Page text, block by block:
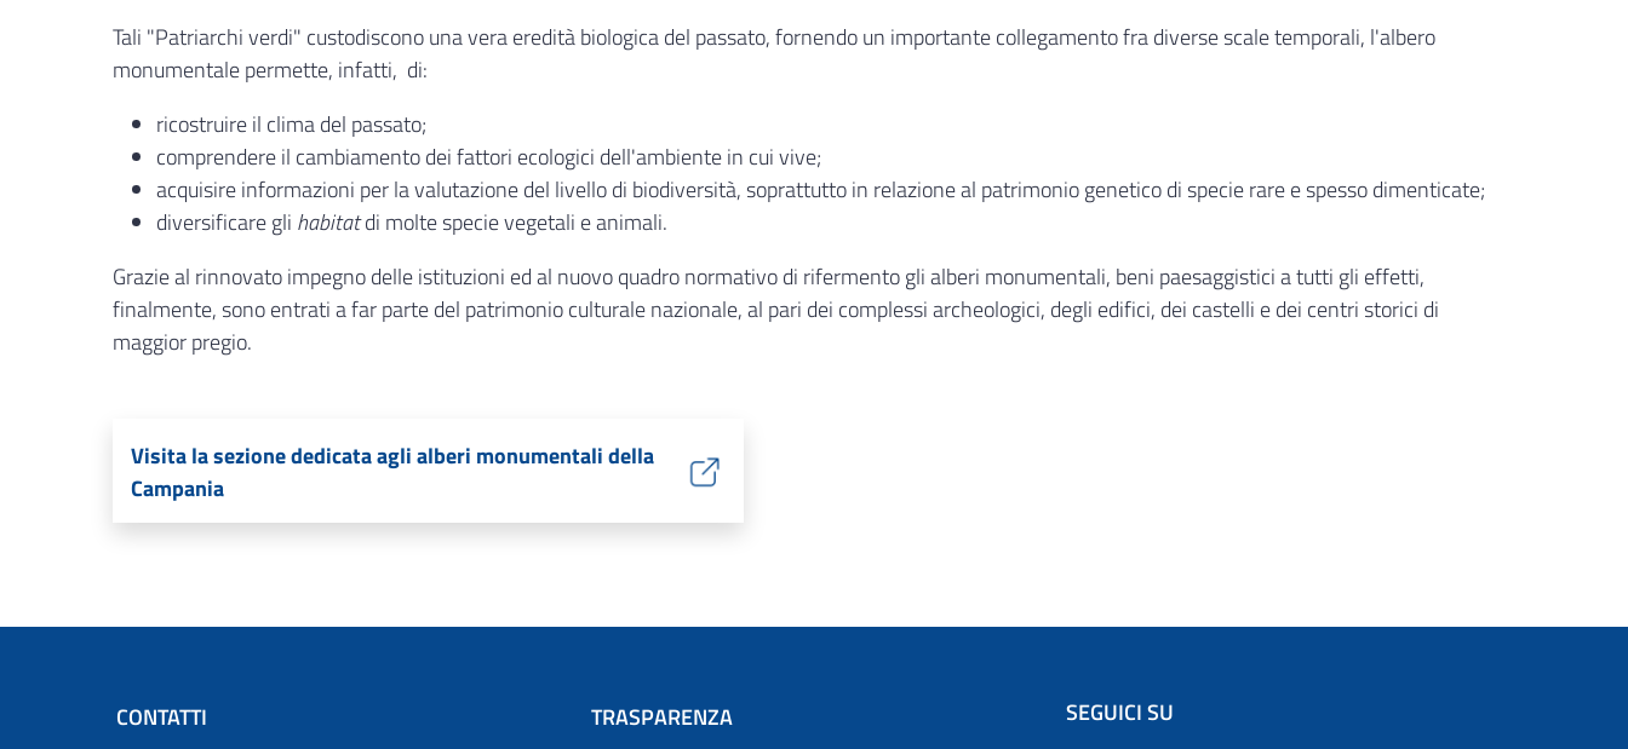
Tali "Patriarchi verdi" custodiscono una vera eredità biologica del passato, fornendo un importante collegamento fra diverse scale temporali, l'albero
monumentale permette, infatti, di:
ricostruire il clima del passato;
comprendere il cambiamento dei fattori ecologici dell'ambiente in cui vive;
acquisire informazioni per la valutazione del livello di biodiversità, soprattutto in relazione al patrimonio genetico di specie rare e spesso dimenticate;
diversificare gli habitatdi molte specie vegetali e animali.
Grazie al rinnovato impegno delle istituzioni ed al nuovo quadro normativo di rifermento gli alberi monumentali, beni paesaggistici a tutti gli effetti,
finalmente, sono entrati a far parte del patrimonio culturale nazionale, al pari dei complessi archeologici, degli edifici, dei castelli e dei centri storici di
maggior pregio.
Visita la sezione dedicata agli alberi monumentali della
Campania
CONTATTI
TRASPARENZA
SEGUICI SU